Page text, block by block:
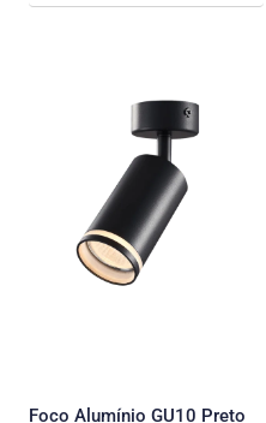
Foco Alumínio GU10 Preto